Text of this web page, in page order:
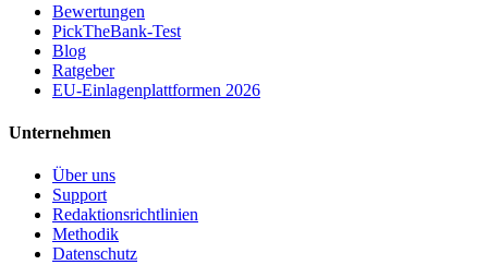
Bewertungen
PickTheBank-Test
Blog
Ratgeber
EU-Einlagenplattformen 2026
Unternehmen
Über uns
Support
Redaktionsrichtlinien
Methodik
Datenschutz